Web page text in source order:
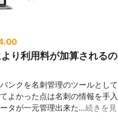
り利用料が加算される
ンクを名刺管理のツールとし
よかった点は名刺の情報を手
タが一元管理出来た…続きを見